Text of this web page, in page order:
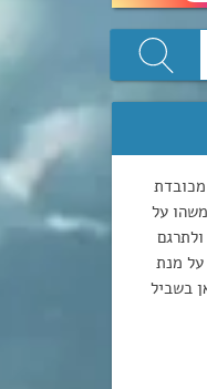
מכובדת
על
מנת
בשביל